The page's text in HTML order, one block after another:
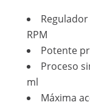
RPM
Potente
Proceso
ml
Máxima